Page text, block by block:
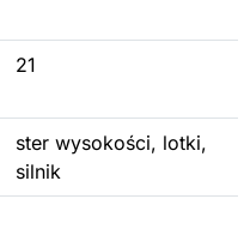
21
ster wysokości, lotki,
silnik